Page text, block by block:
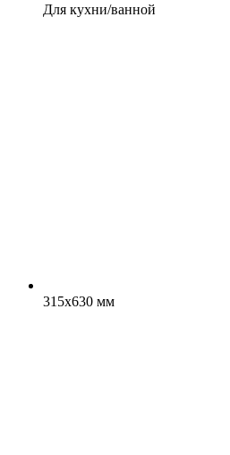
Для кухни/ванной
315x630 мм